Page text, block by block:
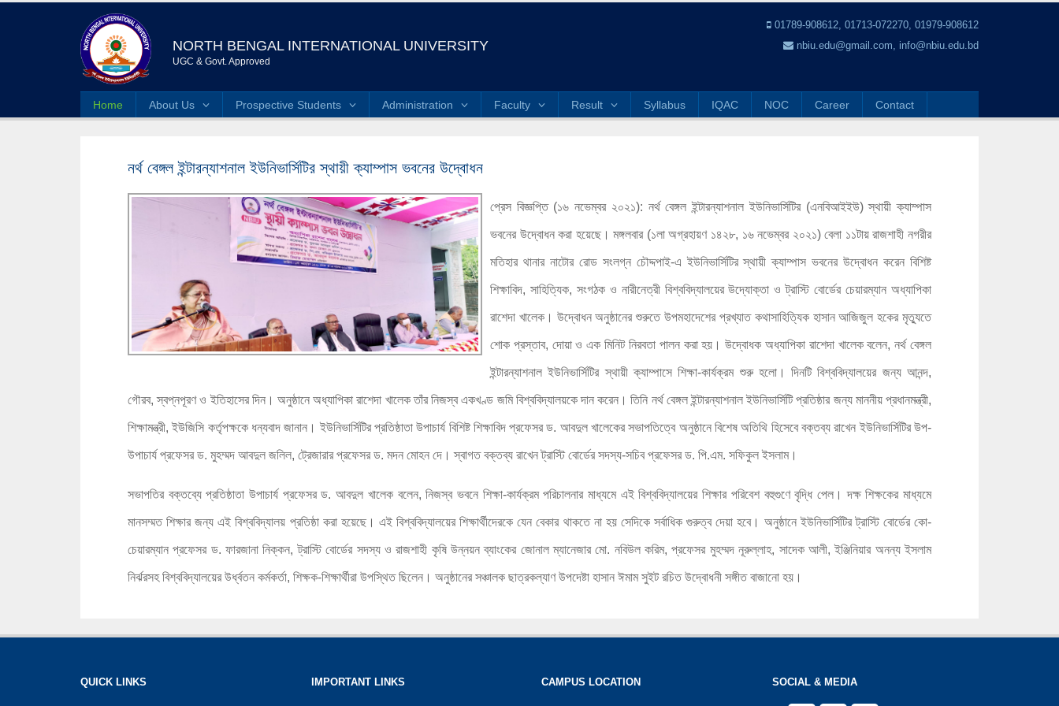
NORTH BENGAL INTERNATIONAL UNIVERSITY
UGC & Govt. Approved
01789-908612, 01713-072270, 01979-908612
nbiu.edu@gmail.com, info@nbiu.edu.bd
Home About Us Prospective Students Administration Faculty Result Syllabus IQAC NOC Career Contact
নর্থ বেঙ্গল ইন্টারন্যাশনাল ইউনিভার্সিটির স্থায়ী ক্যাম্পাস ভবনের উদ্বোধন
প্রেস বিজ্ঞপ্তি (১৬ নভেম্বর ২০২১): নর্থ বেঙ্গল ইন্টারন্যাশনাল ইউনিভার্সিটির (এনবিআইইউ) স্থায়ী ক্যাম্পাস
ভবনের উদ্বোধন করা হয়েছে। মঙ্গলবার (১লা অগ্রহায়ণ ১৪২৮, ১৬ নভেম্বর ২০২১) বেলা ১১টায় রাজশাহী নগরীর
মতিহার থানার নাটোর রোড সংলগ্ন চৌদ্দপাই-এ ইউনিভার্সিটির স্থায়ী ক্যাম্পাস ভবনের উদ্বোধন করেন বিশিষ্ট
শিক্ষাবিদ, সাহিত্যিক, সংগঠক ও নারীনেত্রী বিশ্ববিদ্যালয়ের উদ্যোক্তা ও ট্রাস্টি বোর্ডের চেয়ারম্যান অধ্যাপিকা
রাশেদা খালেক। উদ্বোধন অনুষ্ঠানের শুরুতে উপমহাদেশের প্রখ্যাত কথাসাহিত্যিক হাসান আজিজুল হকের মৃত্যুতে
শোক প্রস্তাব, দোয়া ও এক মিনিট নিরবতা পালন করা হয়। উদ্বোধক অধ্যাপিকা রাশেদা খালেক বলেন, নর্থ বেঙ্গল
ইন্টারন্যাশনাল ইউনিভার্সিটির স্থায়ী ক্যাম্পাসে শিক্ষা-কার্যক্রম শুরু হলো। দিনটি বিশ্ববিদ্যালয়ের জন্য আনন্দ,
গৌরব, স্বপ্নপূরণ ও ইতিহাসের দিন। অনুষ্ঠানে অধ্যাপিকা রাশেদা খালেক তাঁর নিজস্ব একখণ্ড জমি বিশ্ববিদ্যালয়কে দান করেন। তিনি নর্থ বেঙ্গল ইন্টারন্যাশনাল ইউনিভার্সিটি প্রতিষ্ঠার জন্য মাননীয় প্রধানমন্ত্রী,
শিক্ষামন্ত্রী, ইউজিসি কর্তৃপক্ষকে ধন্যবাদ জানান। ইউনিভার্সিটির প্রতিষ্ঠাতা উপাচার্য বিশিষ্ট শিক্ষাবিদ প্রফেসর ড. আবদুল খালেকের সভাপতিত্বে অনুষ্ঠানে বিশেষ অতিথি হিসেবে বক্তব্য রাখেন ইউনিভার্সিটির উপ-
উপাচার্য প্রফেসর ড. মুহম্মদ আবদুল জলিল, ট্রেজারার প্রফেসর ড. মদন মোহন দে। স্বাগত বক্তব্য রাখেন ট্রাস্টি বোর্ডের সদস্য-সচিব প্রফেসর ড. পি.এম. সফিকুল ইসলাম।
সভাপতির বক্তব্যে প্রতিষ্ঠাতা উপাচার্য প্রফেসর ড. আবদুল খালেক বলেন, নিজস্ব ভবনে শিক্ষা-কার্যক্রম পরিচালনার মাধ্যমে এই বিশ্ববিদ্যালয়ের শিক্ষার পরিবেশ বহুগুণে বৃদ্ধি পেল। দক্ষ শিক্ষকের মাধ্যমে
মানসম্মত শিক্ষার জন্য এই বিশ্ববিদ্যালয় প্রতিষ্ঠা করা হয়েছে। এই বিশ্ববিদ্যালয়ের শিক্ষার্থীদেরকে যেন বেকার থাকতে না হয় সেদিকে সর্বাধিক গুরুত্ব দেয়া হবে। অনুষ্ঠানে ইউনিভার্সিটির ট্রাস্টি বোর্ডের কো-
চেয়ারম্যান প্রফেসর ড. ফারজানা নিক্কন, ট্রাস্টি বোর্ডের সদস্য ও রাজশাহী কৃষি উন্নয়ন ব্যাংকের জোনাল ম্যানেজার মো. নবিউল করিম, প্রফেসর মুহম্মদ নূরুল্লাহ, সাদেক আলী, ইঞ্জিনিয়ার অনন্য ইসলাম
নির্ঝরসহ বিশ্ববিদ্যালয়ের উর্ধ্বতন কর্মকর্তা, শিক্ষক-শিক্ষার্থীরা উপস্থিত ছিলেন। অনুষ্ঠানের সঞ্চালক ছাত্রকল্যাণ উপদেষ্টা হাসান ঈমাম সুইট রচিত উদ্বোধনী সঙ্গীত বাজানো হয়।
QUICK LINKS IMPORTANT LINKS CAMPUS LOCATION SOCIAL & MEDIA